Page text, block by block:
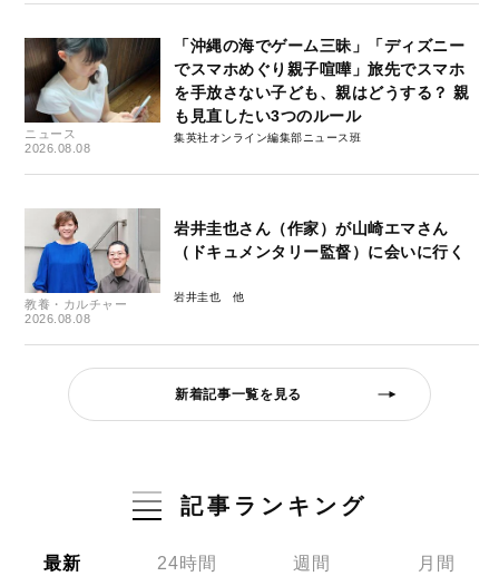
ニュース
2026.08.08
「沖縄の海でゲーム三昧」「ディズニー
でスマホめぐり親子喧嘩」旅先でスマホ
を手放さない子ども、親はどうする？ 親
も見直したい3つのルール
集英社オンライン編集部ニュース班
教養・カルチャー
2026.08.08
岩井圭也さん（作家）が山崎エマさん
（ドキュメンタリー監督）に会いに行く
岩井圭也
新着記事一覧を見る
記事ランキング
最新 24時間 週間 月間